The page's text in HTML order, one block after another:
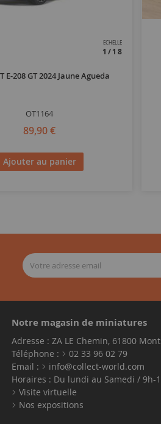
ECHELLE
1/18
E-208 GT 2024 Jaune Agueda
OT1164
89,90 €
Ajouter au panier
Notre magasin de miniatures
Adresse : ZA LE Chemin, 61800
Téléphone :
02 33 96 02 79
Email :
info@collect-world.com
Horaires : Du lundi au Samedi / 9h-
Visite virtuelle
Nos expositions